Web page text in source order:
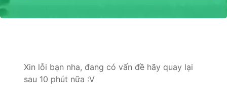
Xin lỗi bạn nha, đang có vấn đề hãy quay lại
sau 10 phút nữa :V